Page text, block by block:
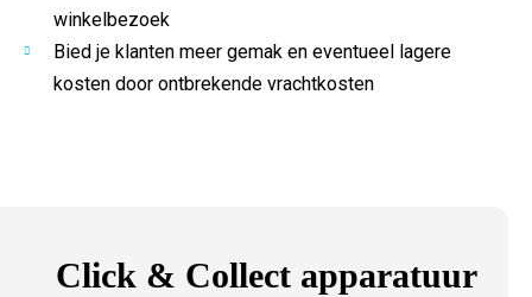
winkelbezoek
Bied je klanten meer gemak en eventueel lagere
kosten door ontbrekende vrachtkosten
Click & Collect apparatuur